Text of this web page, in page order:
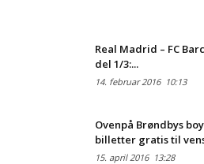
Real Madrid – FC
del 1/3:...
14. februar 201610:13
Ovenpå Brøndbys
billetter gratis til
15. april 201613:28